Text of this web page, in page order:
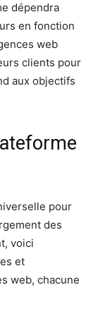
dépendra
en fonction
web
clients pour
aux objectifs
pour
des
voici
et
web, chacune